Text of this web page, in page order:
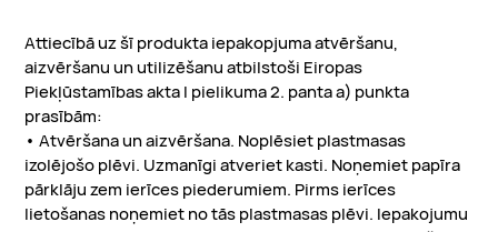
Attiecībā uz šī produkta iepakopjuma atvēršanu,
aizvēršanu un utilizēšanu atbilstoši Eiropas
Piekļūstamības akta I pielikuma 2. panta a) punkta
prasībām:
• Atvēršana un aizvēršana. Noplēsiet plastmasas
izolējošo plēvi. Uzmanīgi atveriet kasti. Noņemiet papīra
pārklāju zem ierīces piederumiem. Pirms ierīces
lietošanas noņemiet no tās plastmasas plēvi. Iepakojumu